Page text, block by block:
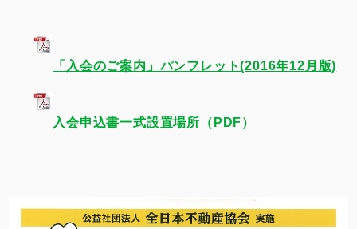
「入会のご案内」パンフレット(2016年12月版)
入会申込書一式設置場所（PDF）